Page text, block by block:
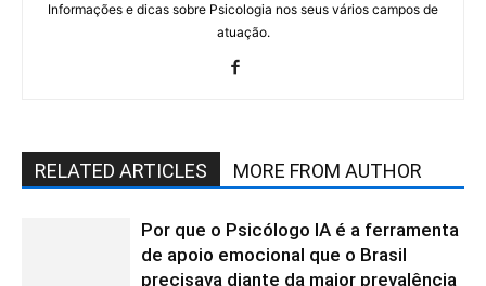
Informações e dicas sobre Psicologia nos seus vários campos de
atuação.
RELATED ARTICLES MORE FROM AUTHOR
Por que o Psicólogo IA é a ferramenta
de apoio emocional que o Brasil
precisava diante da maior prevalência